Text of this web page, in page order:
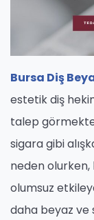
Bursa Diş
estetik diş
talep
sigara gibi
neden
olumsuz
daha beyaz ve